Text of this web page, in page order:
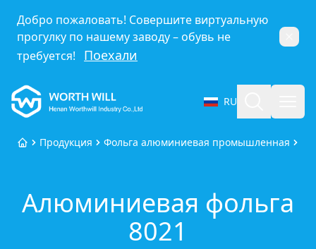
Добро пожаловать! Совершите виртуальную
прогулку по нашему заводу – обувь не
требуется!
Поехали
Worthwill
RU
Выбрать язык
ГлавнаяПродукция Фольга алюминиевая промышленная
Алюминиевая фольга
8021